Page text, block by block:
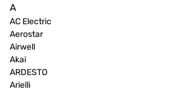
A
AC Electric
Aerostar
Airwell
Akai
ARDESTO
Arielli